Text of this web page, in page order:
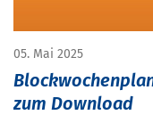
05. Mai 2025
zum Download